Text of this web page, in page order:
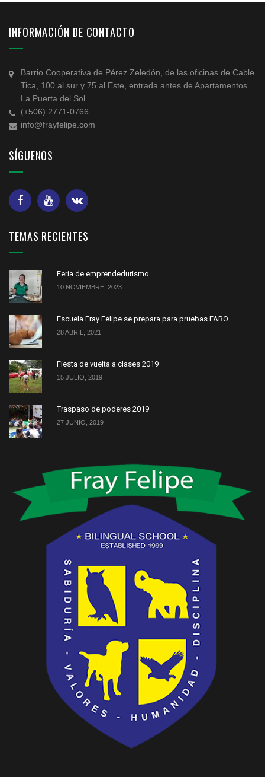
INFORMACIÓN DE CONTACTO
Barrio Cooperativa de Pérez Zeledón, de las oficinas de Cable
Tica, 100 al sur y 75 al Este, entrada antes de Apartamentos
La Puerta del Sol.
(+506) 2771-0766
info@frayfelipe.com
SÍGUENOS
TEMAS RECIENTES
Feria de emprendedurismo
10 NOVIEMBRE, 2023
Escuela Fray Felipe se prepara para pruebas FARO
28 ABRIL, 2021
Fiesta de vuelta a clases 2019
15 JULIO, 2019
Traspaso de poderes 2019
27 JUNIO, 2019